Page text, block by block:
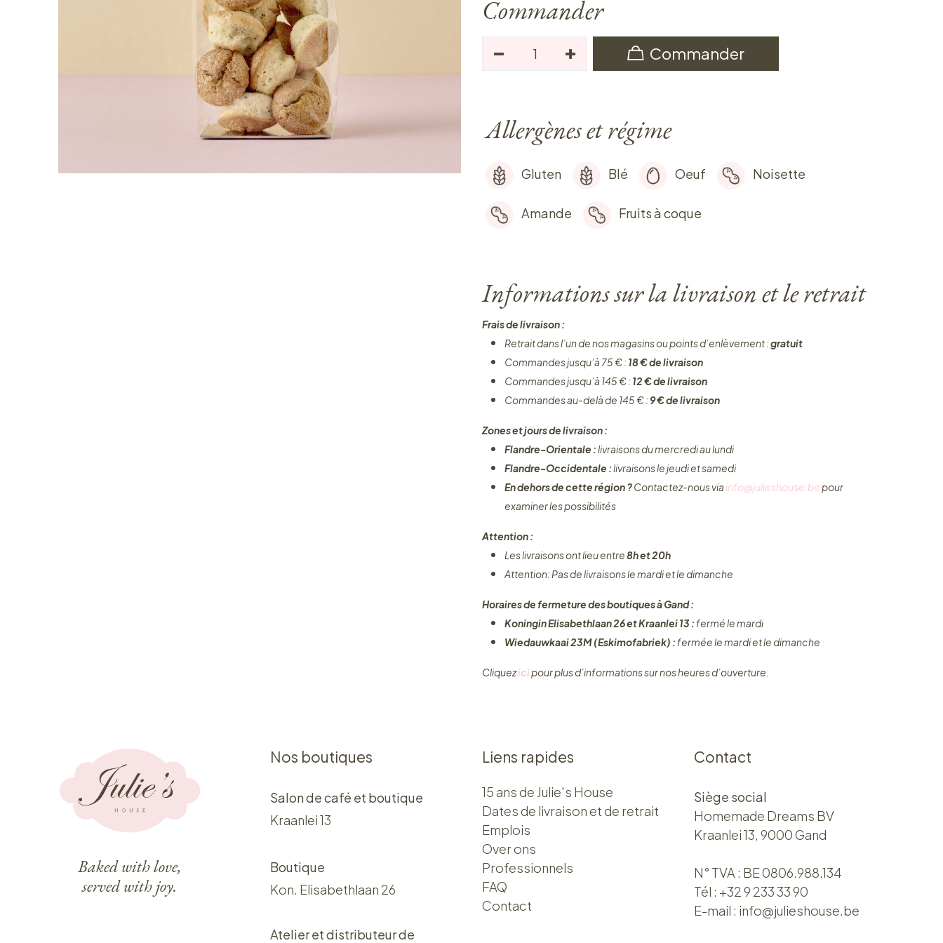
Commander
Commander
Allergènes et régime
Gluten Blé Oeuf Noisette
Amande Fruits à coque
Informations sur la livraison et le retrait
Frais de livraison :
Retrait dans l’un de nos magasins ou points d’enlèvement :gratuit
Commandes jusqu’à 75 € : 18 € de livraison
Commandes jusqu’à 145 € : 12 € de livraison
Commandes au-delà de 145 € : 9 € de livraison
Zones et jours de livraison :
Flandre-Orientale :livraisons du mercredi au lundi
Flandre-Occidentale :livraisons le jeudi et samedi
En dehors de cette région ?Contactez-nous via info@julieshouse.bepour
examiner les possibilités
Attention :
Les livraisons ont lieu entre8h et 20h
Attention: Pas de livraisons le mardi et le dimanche
Horaires de fermeture des boutiques à Gand :
Koningin Elisabethlaan 26 et Kraanlei 13 :fermé le mardi
Wiedauwkaai 23M (Eskimofabriek) :fermée le mardi et le dimanche
Cliquez ​icipour plus d’informations sur nos heures d’ouverture.
Baked with love,
served with joy.
Nos boutiques
Salon de café et boutique
Kraanlei 13
Boutique
Kon. Elisabethlaan 26
Atelier et distributeur de
Liens rapides
15 ans de Julie's House
Dates de livraison et de retrait
Emplois
Over ons​​
Professionnels
FAQ
Contact
Contact
Siège social
Homemade Dreams BV
Kraanlei 13, 9000 Gand
N° TVA : BE 0806.988.134
Tél : +32 9 233 33 90
E-mail : info@julieshouse.be